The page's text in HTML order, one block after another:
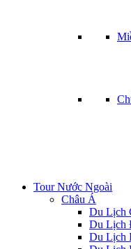
Tour Nước Ngoài
Châu Á
Du Lịch
Du Lịch
Du Lịch